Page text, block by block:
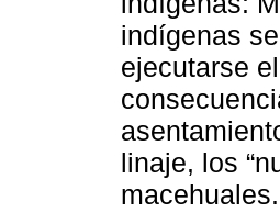
indígenas
ejecutarse
linaje, los
macehuales.